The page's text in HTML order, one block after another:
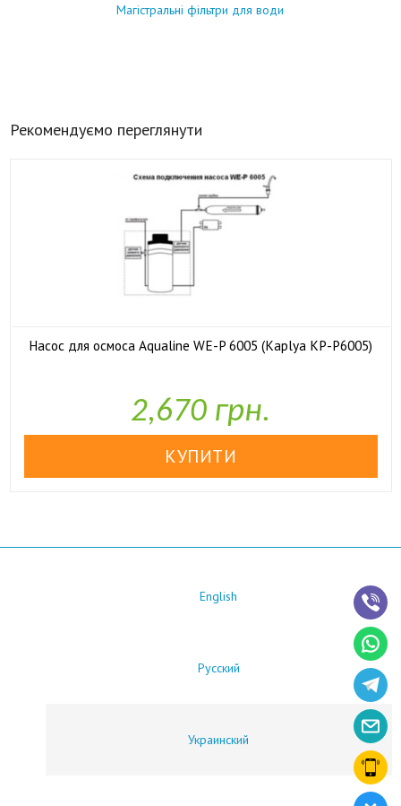
Магістральні фільтри для води
Рекомендуємо переглянути
Насос для осмоса Aqualine WE-P 6005 (Kaplya KP-P6005)
2,670 грн.
English
Русский
Украинский